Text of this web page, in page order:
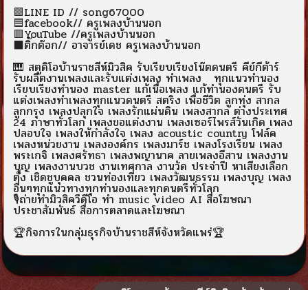
🟩LINE ID // song67000
🟦facebook// ครูเพลงบ้านนอก
🟥YouTube //ครูเพลงบ้านนอก
⬛ติ๊กต๊อก// อาจารย์เดช ครูเพลงบ้านนอก
🎹 สตูดิโอบ้านราชสีห์มิวสิค รับเรียบเรียงโน๊ตดนตรี คีย์กีต้าร์
รับผลิตงานเพลงและรับแต่งเพลง ทำเพลง ทุกแนวทำนอง
เรียบเรียงทำนอง master แก้เนื้อเพลง แก้ทำนองดนตรี รับ
แต่งเพลงทำเพลงทุกแนวดนตรี สตริง เพื่อชีวิต ลูกทุ่ง สากล
ลูกกรุง เพลงปลุกใจ เพลงรักแผ่นดิน เพลงสากล ต่างประเทศ
24 ภาษาทั่วโลก เพลงขอแต่งงาน เพลงเซอร์ไพรส์วันเกิด เพลง
ปลอบใจ เพลงให้กำลังใจ เพลง acoustic country โฟล์ค
เพลงหน่วยงาน เพลงองค์กร เพลงมาร์ช เพลงโรงเรียน เพลง
พระเกจิ เพลงศรัทธา เพลงพญานาค ลายเพลงอีสาน เพลงงาน
บุญ เพลงงานบวช งานเทศกาล งานวัด ประจำปี หาเสียงเลือก
ตั้ง เชิดชูบุคคล ชวนท่องเที่ยว เพลงวัฒนธรรม เพลงบุญ เพลง
อื่นๆทุกแนวทางทุกท่านองและทุกดนตรีทั่วโลก
🎙️ถ่ายทำมิวสิควีดีโอ ทำ music video AI สื่อโฆษณา
ประชาสัมพันธ์ สื่อการตลาดและโฆษณา
🏆กิจการในกลุ่มธุรกิจบ้านราชสีห์จังหวัดแพร่🏆